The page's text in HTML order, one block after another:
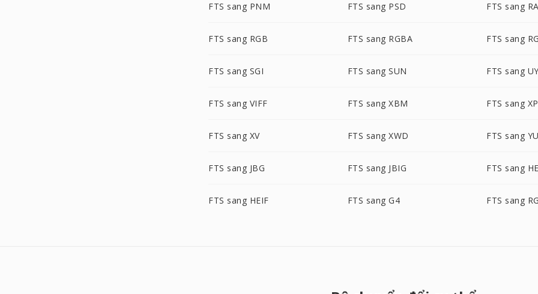
FTS sang PNM FTS sang PSD FTS sang
FTS sang RGB FTS sang RGBA FTS sang
FTS sang SGI FTS sang SUN FTS sang
FTS sang VIFF FTS sang XBM FTS sang
FTS sang XV FTS sang XWD FTS sang
FTS sang JBG FTS sang JBIG FTS sang
FTS sang HEIF FTS sang G4 FTS sang